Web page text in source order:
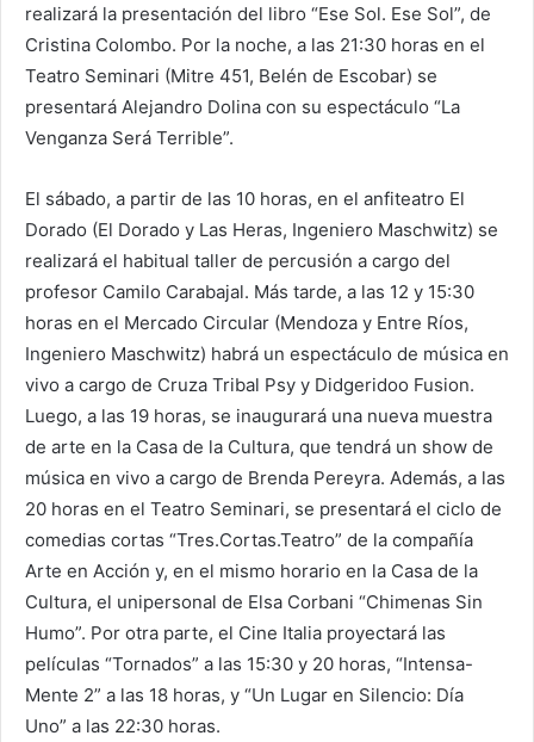
realizará la presentación del libro “Ese Sol. Ese Sol”, de
Cristina Colombo. Por la noche, a las 21:30 horas en el
Teatro Seminari (Mitre 451, Belén de Escobar) se
presentará Alejandro Dolina con su espectáculo “La
Venganza Será Terrible”.
El sábado, a partir de las 10 horas, en el anfiteatro El
Dorado (El Dorado y Las Heras, Ingeniero Maschwitz) se
realizará el habitual taller de percusión a cargo del
profesor Camilo Carabajal. Más tarde, a las 12 y 15:30
horas en el Mercado Circular (Mendoza y Entre Ríos,
Ingeniero Maschwitz) habrá un espectáculo de música en
vivo a cargo de Cruza Tribal Psy y Didgeridoo Fusion.
Luego, a las 19 horas, se inaugurará una nueva muestra
de arte en la Casa de la Cultura, que tendrá un show de
música en vivo a cargo de Brenda Pereyra. Además, a las
20 horas en el Teatro Seminari, se presentará el ciclo de
comedias cortas “Tres.Cortas.Teatro” de la compañía
Arte en Acción y, en el mismo horario en la Casa de la
Cultura, el unipersonal de Elsa Corbani “Chimenas Sin
Humo”. Por otra parte, el Cine Italia proyectará las
películas “Tornados” a las 15:30 y 20 horas, “Intensa-
Mente 2” a las 18 horas, y “Un Lugar en Silencio: Día
Uno” a las 22:30 horas.